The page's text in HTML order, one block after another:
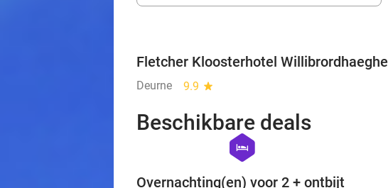
Fletcher Kloosterhotel Willibrordhaeghe
Deurne 9.9 star
Beschikbare deals
hexagon
hotel
Overnachting(en) voor 2 + ontbijt